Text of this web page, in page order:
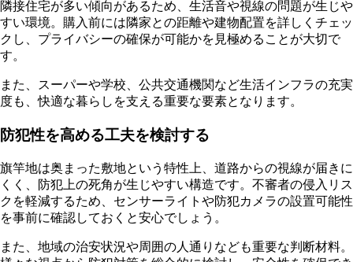
隣接住宅が多い傾向があるため、生活音や視線の問題が生じや
すい環境。購入前には隣家との距離や建物配置を詳しくチェッ
クし、プライバシーの確保が可能かを見極めることが大切で
す。
また、スーパーや学校、公共交通機関など生活インフラの充実
度も、快適な暮らしを支える重要な要素となります。
防犯性を高める工夫を検討する
旗竿地は奥まった敷地という特性上、道路からの視線が届きに
くく、防犯上の死角が生じやすい構造です。不審者の侵入リス
クを軽減するため、センサーライトや防犯カメラの設置可能性
を事前に確認しておくと安心でしょう。
また、地域の治安状況や周囲の人通りなども重要な判断材料。